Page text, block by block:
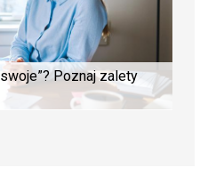
Poznaj zalety